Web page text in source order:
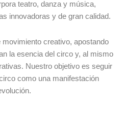
teatro, danza y música,
innovadoras y de gran calidad.
creativo, apostando
la esencia del circo y, al mismo
Nuestro objetivo es seguir
como una manifestación